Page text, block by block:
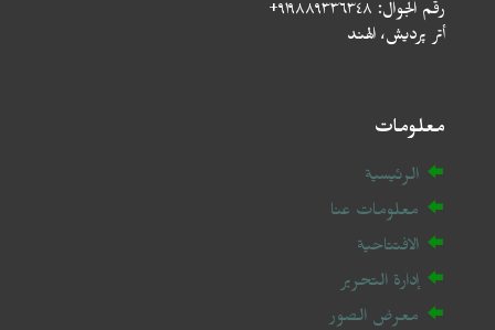
رقم الجوال: ٩١٩٨٨٩٣٣٦٣٤٨+
أتر پردیش، الهند
معلومات
الرئيسية
معلومات عنا
الافتتاحية
إدارة التحرير
معرض الصور